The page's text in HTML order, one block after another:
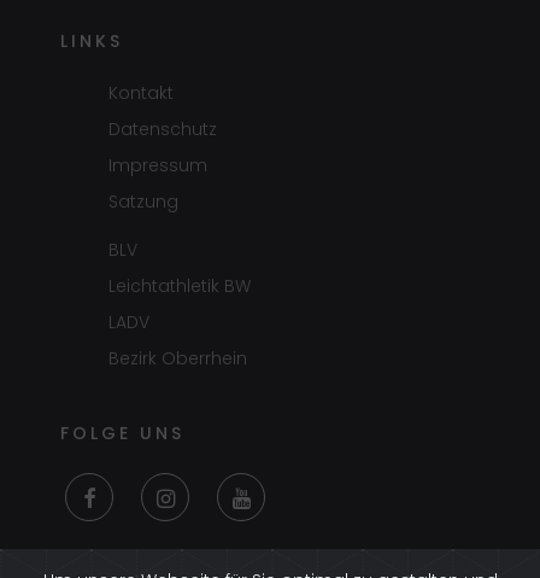
LINKS
Kontakt
Datenschutz
Impressum
Satzung
BLV
Leichtathletik BW
LADV
Bezirk Oberrhein
FOLGE UNS
LOGIN